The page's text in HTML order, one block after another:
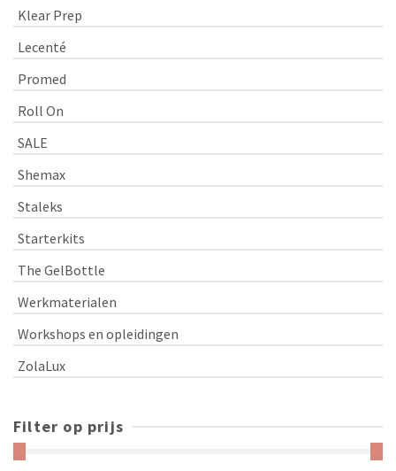
Klear Prep
Lecenté
Promed
Roll On
SALE
Shemax
Staleks
Starterkits
The GelBottle
Werkmaterialen
Workshops en opleidingen
ZolaLux
Filter op prijs